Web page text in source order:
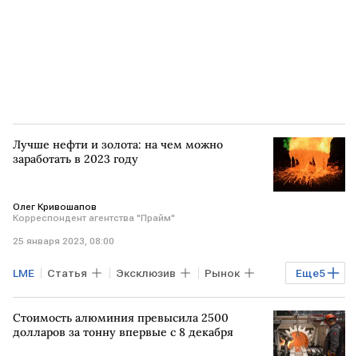
Лучше нефти и золота: на чем можно
заработать в 2023 году
Олег Кривошапов
Корреспондент агентства "Прайм"
25 января 2023, 08:00
Еще5
LME Статья Эксклюзив Рынок
Рынок товаров инвестиции медь
металлы медная руда
Стоимость алюминия превысила 2500
долларов за тонну впервые с 8 декабря